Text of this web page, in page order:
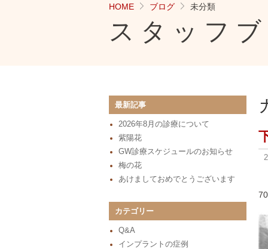
HOME
ブログ 未分類
スタッフ
最新記事
2026年8月の診療について
紫陽花
GW診療スケジュールのお知らせ
梅の花
あけましておめでとうございます
カテゴリー
Q&A
インプラントの症例